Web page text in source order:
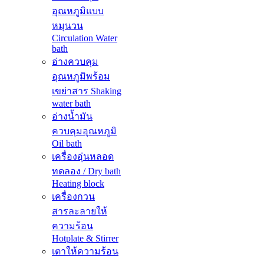
อุณหภูมิแบบ
หมุนวน
Circulation Water
bath
อ่างควบคุม
อุณหภูมิพร้อม
เขย่าสาร Shaking
water bath
อ่างน้ำมัน
ควบคุมอุณหภูมิ
Oil bath
เครื่องอุ่นหลอด
ทดลอง / Dry bath
Heating block
เครื่องกวน
สารละลายให้
ความร้อน
Hotplate & Stirrer
เตาให้ความร้อน